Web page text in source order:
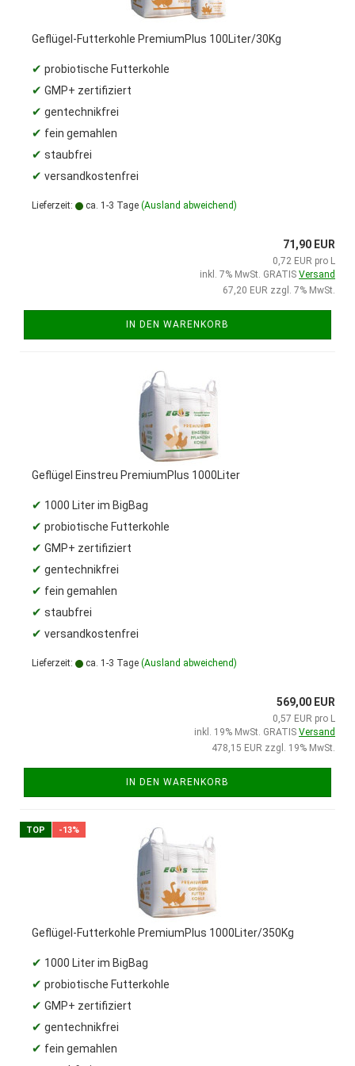
Geflügel-Futterkohle PremiumPlus 100Liter/30Kg
✔ probiotische Futterkohle
✔ GMP+ zertifiziert
✔ gentechnikfrei
✔ fein gemahlen
✔ staubfrei
✔ versandkostenfrei
Lieferzeit: ca. 1-3 Tage (Ausland abweichend)
71,90 EUR
0,72 EUR pro L
inkl. 7% MwSt. GRATIS Versand
67,20 EUR zzgl. 7% MwSt.
IN DEN WARENKORB
Geflügel Einstreu PremiumPlus 1000Liter
✔ 1000 Liter im BigBag
✔ probiotische Futterkohle
✔ GMP+ zertifiziert
✔ gentechnikfrei
✔ fein gemahlen
✔ staubfrei
✔ versandkostenfrei
Lieferzeit: ca. 1-3 Tage (Ausland abweichend)
569,00 EUR
0,57 EUR pro L
inkl. 19% MwSt. GRATIS Versand
478,15 EUR zzgl. 19% MwSt.
IN DEN WARENKORB
TOP -13%
Geflügel-Futterkohle PremiumPlus 1000Liter/350Kg
✔ 1000 Liter im BigBag
✔ probiotische Futterkohle
✔ GMP+ zertifiziert
✔ gentechnikfrei
✔ fein gemahlen